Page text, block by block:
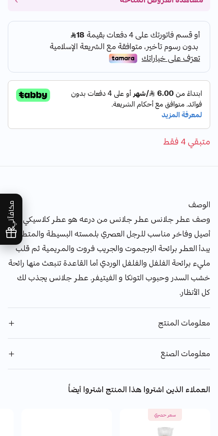
مكافآتي
متبقي 4 فقط
الوصف
وصف عطر جلانس عطر جلانس من درعه هو عطر كلاسيكي
أصيل وفاخر مناسب للرجل العصري بلمسته البسيطة والمتطورة.
يبدأ العطر برائحة البرجموت والجريب فروت والمريمية ثم قلب
مليء برائحة الفلفل والفلفل الوردي أما القاعدة تنبعث منها رائحة
خشب السدر وحبوب التونكا و الفيتيفر. عطر جلانس يجذب لك
كل الأنظار.
معلومات المنتج
معلومات الصنع
العملاء الذين اشتروا هذا المنتج اشتروا أيضاً
سعر حصري